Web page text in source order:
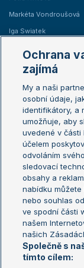
Markéta Vondroušová
Iga Swiatek
Žebříčky
Žebříček ATP (muži)
Žebříček WTA (ženy)
Sázkařský žebříček
Aktualní trendy
Fotbalové přestupy
Livesport Daily
LS Prague Open
Ochrana
zajímá
My a naši
osobní údaje,
identifikátory, a
umožňuje, aby
uvedené v části
účelem
odvoláním
sledovací
obsahy a
nabídku
nebo souhlas
ve spodní části
našem
našich
Společně s
tímto cílem: